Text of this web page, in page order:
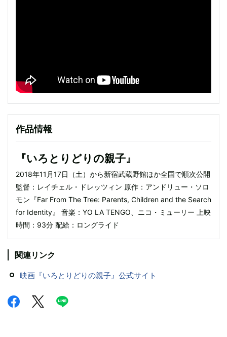
作品情報
『いろとりどりの親子』
2018年11月17日（土）から新宿武蔵野館ほか全国で順次公開
監督：レイチェル・ドレッツィン 原作：アンドリュー・ソロ
モン『Far From The Tree: Parents, Children and the Search
for Identity』 音楽：YO LA TENGO、ニコ・ミューリー 上映
時間：93分 配給：ロングライド
関連リンク
映画『いろとりどりの親子』公式サイト